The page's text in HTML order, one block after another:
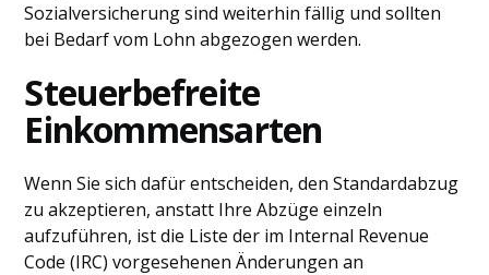
Sozialversicherung sind weiterhin fällig und sollten
bei Bedarf vom Lohn abgezogen werden.
Steuerbefreite
Einkommensarten
Wenn Sie sich dafür entscheiden, den Standardabzug
zu akzeptieren, anstatt Ihre Abzüge einzeln
aufzuführen, ist die Liste der im Internal Revenue
Code (IRC) vorgesehenen Änderungen an